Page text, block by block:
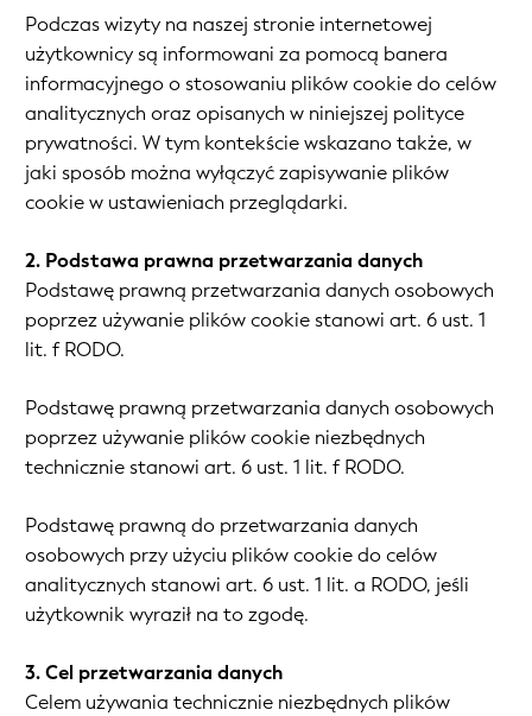
Podczas wizyty na naszej stronie internetowej
użytkownicy są informowani za pomocą banera
informacyjnego o stosowaniu plików cookie do celów
analitycznych oraz opisanych w niniejszej polityce
prywatności. W tym kontekście wskazano także, w
jaki sposób można wyłączyć zapisywanie plików
cookie w ustawieniach przeglądarki.
2. Podstawa prawna przetwarzania danych
Podstawę prawną przetwarzania danych osobowych
poprzez używanie plików cookie stanowi art. 6 ust. 1
lit. f RODO.
Podstawę prawną przetwarzania danych osobowych
poprzez używanie plików cookie niezbędnych
technicznie stanowi art. 6 ust. 1 lit. f RODO.
Podstawę prawną do przetwarzania danych
osobowych przy użyciu plików cookie do celów
analitycznych stanowi art. 6 ust. 1 lit. a RODO, jeśli
użytkownik wyraził na to zgodę.
3. Cel przetwarzania danych
Celem używania technicznie niezbędnych plików